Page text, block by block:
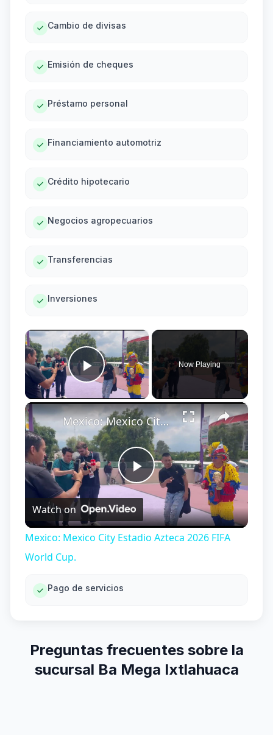
Cambio de divisas
Emisión de cheques
Préstamo personal
Financiamiento automotriz
Crédito hipotecario
Negocios agropecuarios
Transferencias
Inversiones
×
Play Video
Now Playing
×
Play
Video
Mexico: Mexico City Estadio Azteca 2026 FIFA World Cup.
Watch on
Mexico: Mexico City Estadio Azteca 2026 FIFA
World Cup.
Pago de servicios
Preguntas frecuentes sobre la
sucursal Ba Mega Ixtlahuaca